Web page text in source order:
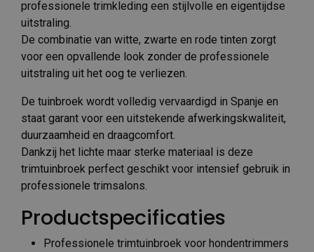
professionele trimkleding een stijlvolle en eigentijdse
uitstraling.
De combinatie van witte, zwarte en rode tinten zorgt
voor een opvallende look zonder de professionele
uitstraling uit het oog te verliezen.
De tuinbroek wordt volledig vervaardigd in Spanje en
staat garant voor een uitstekende afwerkingskwaliteit,
duurzaamheid en draagcomfort.
Dankzij het lichte maar sterke materiaal is deze
trimtuinbroek perfect geschikt voor intensief gebruik in
professionele trimsalons.
Productspecificaties
Professionele trimtuinbroek voor hondentrimmers